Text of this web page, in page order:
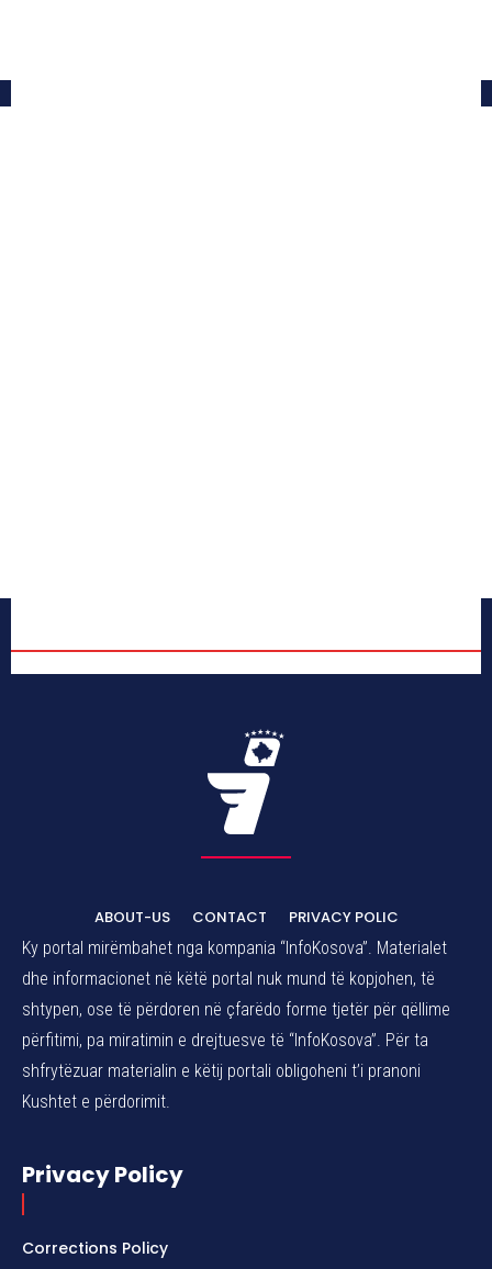
ABOUT-US CONTACT
PRIVACY POLIC
Ky portal mirëmbahet nga kompania “InfoKosova”. Materialet
dhe informacionet në këtë portal nuk mund të kopjohen, të
shtypen, ose të përdoren në çfarëdo forme tjetër për qëllime
përfitimi, pa miratimin e drejtuesve të “InfoKosova”. Për ta
shfrytëzuar materialin e këtij portali obligoheni t’i pranoni
Kushtet e përdorimit.
Privacy Policy
Corrections Policy